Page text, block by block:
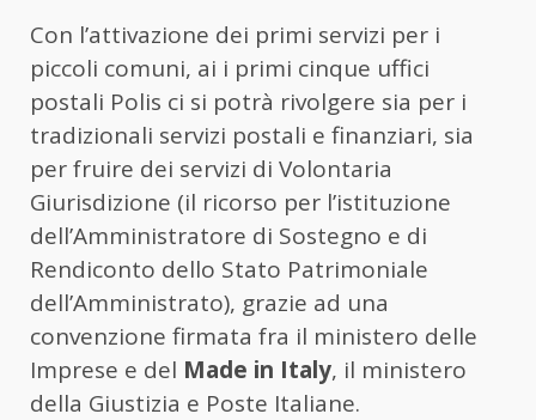
Con l’attivazione dei primi servizi per i
piccoli comuni, ai i primi cinque uffici
postali Polis ci si potrà rivolgere sia per i
tradizionali servizi postali e finanziari, sia
per fruire dei servizi di Volontaria
Giurisdizione (il ricorso per l’istituzione
dell’Amministratore di Sostegno e di
Rendiconto dello Stato Patrimoniale
dell’Amministrato), grazie ad una
convenzione firmata fra il ministero delle
Imprese e del Made in Italy, il ministero
della Giustizia e Poste Italiane.